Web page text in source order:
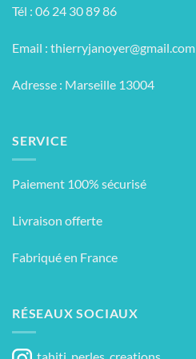
Tél : 06 24 30 89 86
Email : thierryjanoyer@gmail.com
Adresse : Marseille 13004
SERVICE
Paiement 100% sécurisé
Livraison offerte
Fabriqué en France
RÉSEAUX SOCIAUX